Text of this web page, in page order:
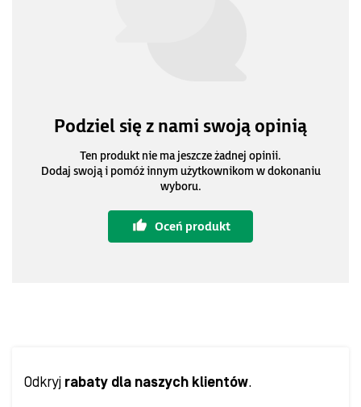
Podziel się z nami swoją opinią
Ten produkt nie ma jeszcze żadnej opinii.
Dodaj swoją i pomóż innym użytkownikom w dokonaniu
wyboru.
Oceń produkt
Odkryj rabaty dla naszych klientów.